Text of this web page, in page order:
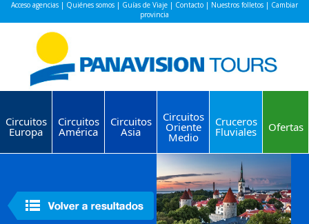
Acceso agencias | Quiénes somos | Guías de Viaje | Contacto | Nuestros folletos | Cambiar
provincia
Circuitos
Europa
Circuitos
América
Circuitos
Asia
Circuitos
Oriente
Medio
Cruceros
Fluviales Ofertas